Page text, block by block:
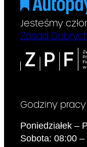
spłaty
całkowitej
kwoty
wypłaconej
podstawie:
Jeżeli zgodnie z
Jesteśmy
Zasad
Godziny pracy
Poniedziałek –
Sobota: 08:00 –